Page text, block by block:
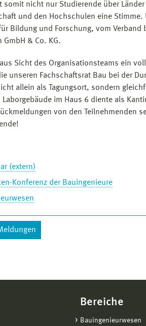
somit nicht nur Studierende über
und den Hochschulen eine
Bildung und Forschung, vom Verband
& Co. KG.
aus Sicht des Organisationsteams ein
unseren Fachschaftsrat Bau bei der
allein als Tagungsort, sondern
im Haus 6 diente als
von den Teilnehmenden
(extern)
Konferenz der Bauingenieure
Bereiche
Bauingenieurwesen